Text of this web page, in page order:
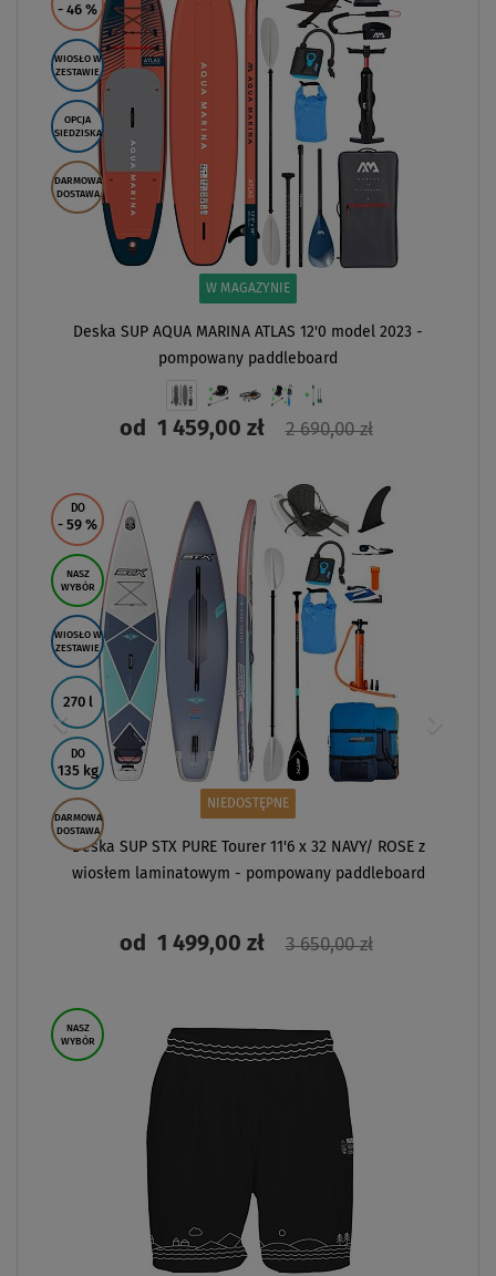
- 46 %
WIOSŁO W
ZESTAWIE
OPCJA
SIEDZISKA
DARMOWA
DOSTAWA
W MAGAZYNIE
Deska SUP AQUA MARINA ATLAS 12'0 model 2023 -
pompowany paddleboard
od1 459,00 zł 2 690,00 zł
DO
- 59 %
NASZ
WYBÓR
WIOSŁO W
ZESTAWIE
270 l
DO
135 kg
DARMOWA
DOSTAWA
NIEDOSTĘPNE
Deska SUP STX PURE Tourer 11'6 x 32 NAVY/ ROSE z
wiosłem laminatowym - pompowany paddleboard
od1 499,00 zł 3 650,00 zł
NASZ
WYBÓR